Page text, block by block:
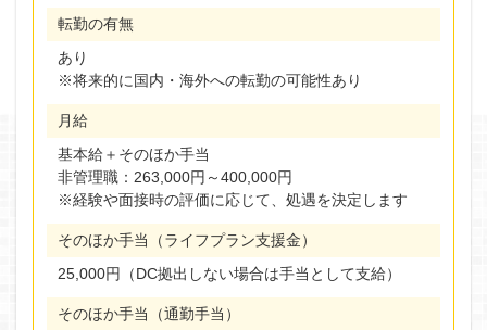
転勤の有無
あり
※将来的に国内・海外への転勤の可能性あり
月給
基本給＋そのほか手当
非管理職：263,000円～400,000円
※経験や面接時の評価に応じて、処遇を決定します
そのほか手当（ライフプラン支援金）
25,000円（DC拠出しない場合は手当として支給）
そのほか手当（通勤手当）